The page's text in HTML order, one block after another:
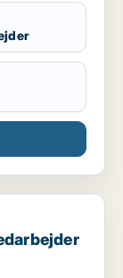
/ ungarbejder